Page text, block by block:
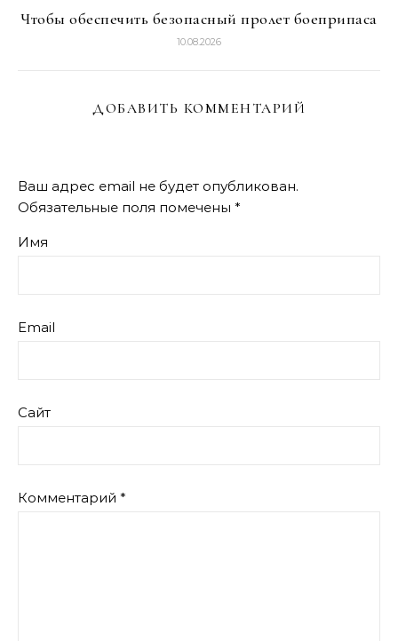
Чтобы обеспечить безопасный пролет боеприпаса
10.08.2026
ДОБАВИТЬ КОММЕНТАРИЙ
Ваш адрес email не будет опубликован.
Обязательные поля помечены *
Имя
Email
Сайт
Комментарий *